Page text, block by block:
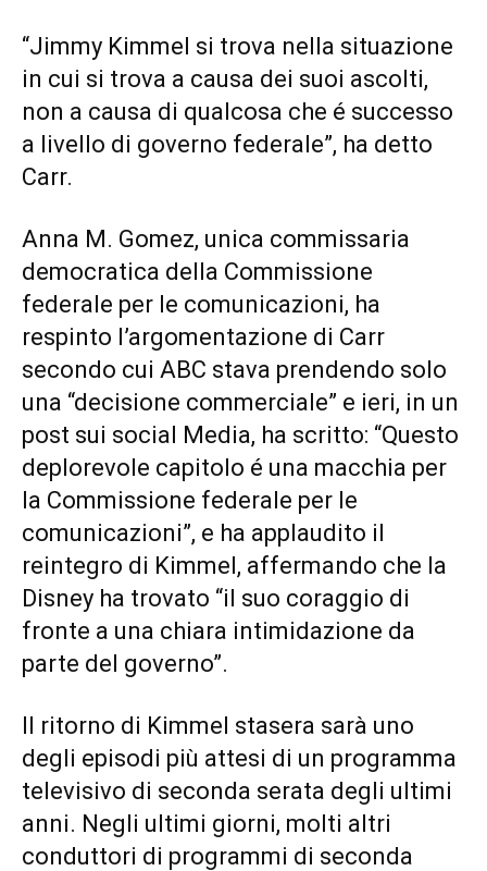
“Jimmy Kimmel si trova nella situazione
in cui si trova a causa dei suoi ascolti,
non a causa di qualcosa che é successo
a livello di governo federale”, ha detto
Carr.
Anna M. Gomez, unica commissaria
democratica della Commissione
federale per le comunicazioni, ha
respinto l’argomentazione di Carr
secondo cui ABC stava prendendo solo
una “decisione commerciale” e ieri, in un
post sui social Media, ha scritto: “Questo
deplorevole capitolo é una macchia per
la Commissione federale per le
comunicazioni”, e ha applaudito il
reintegro di Kimmel, affermando che la
Disney ha trovato “il suo coraggio di
fronte a una chiara intimidazione da
parte del governo”.
Il ritorno di Kimmel stasera sarà uno
degli episodi più attesi di un programma
televisivo di seconda serata degli ultimi
anni. Negli ultimi giorni, molti altri
conduttori di programmi di seconda